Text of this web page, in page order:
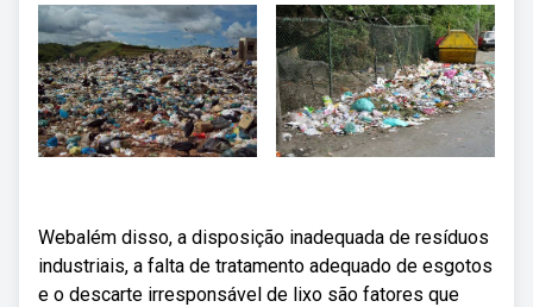
Webalém disso, a disposição inadequada de resíduos
industriais, a falta de tratamento adequado de esgotos
e o descarte irresponsável de lixo são fatores que